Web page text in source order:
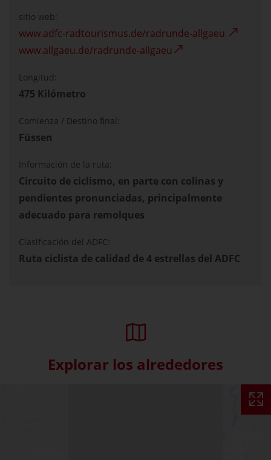
sitio web:
www.adfc-radtourismus.de/radrunde-allgaeu
www.allgaeu.de/radrunde-allgaeu
Longitud:
475 Kilómetro
Comienza / Destino final:
Füssen
Información de la ruta:
Circuito de ciclismo, en parte con colinas y
pendientes pronunciadas, principalmente
adecuado para remolques
Clasificación del ADFC:
Ruta ciclista de calidad de 4 estrellas del ADFC
Explorar los alrededores
Skip interactive map (Not